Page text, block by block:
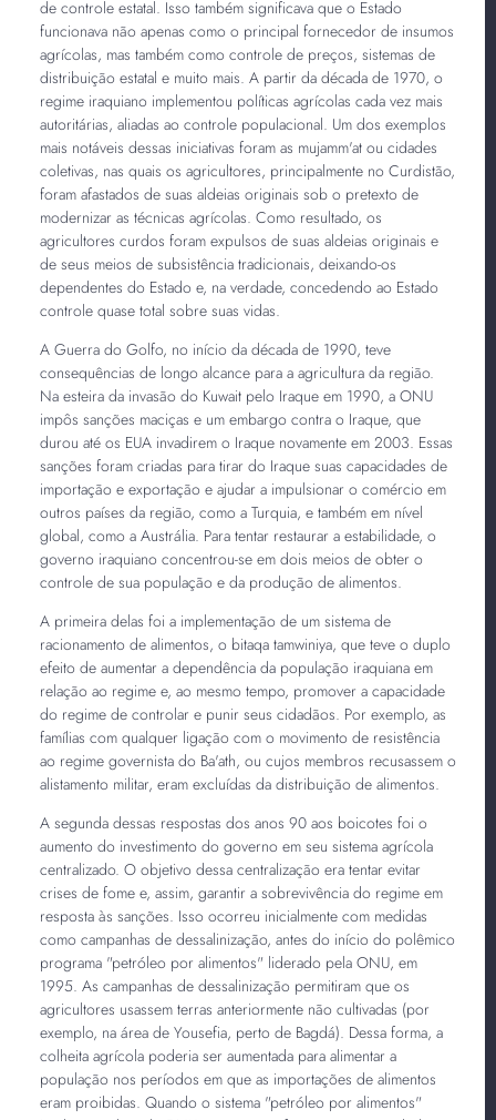
de controle estatal. Isso também significava que o Estado
funcionava não apenas como o principal fornecedor de insumos
agrícolas, mas também como controle de preços, sistemas de
distribuição estatal e muito mais. A partir da década de 1970, o
regime iraquiano implementou políticas agrícolas cada vez mais
autoritárias, aliadas ao controle populacional. Um dos exemplos
mais notáveis dessas iniciativas foram as mujamm'at ou cidades
coletivas, nas quais os agricultores, principalmente no Curdistão,
foram afastados de suas aldeias originais sob o pretexto de
modernizar as técnicas agrícolas. Como resultado, os
agricultores curdos foram expulsos de suas aldeias originais e
de seus meios de subsistência tradicionais, deixando-os
dependentes do Estado e, na verdade, concedendo ao Estado
controle quase total sobre suas vidas.
A Guerra do Golfo, no início da década de 1990, teve
consequências de longo alcance para a agricultura da região.
Na esteira da invasão do Kuwait pelo Iraque em 1990, a ONU
impôs sanções maciças e um embargo contra o Iraque, que
durou até os EUA invadirem o Iraque novamente em 2003. Essas
sanções foram criadas para tirar do Iraque suas capacidades de
importação e exportação e ajudar a impulsionar o comércio em
outros países da região, como a Turquia, e também em nível
global, como a Austrália. Para tentar restaurar a estabilidade, o
governo iraquiano concentrou-se em dois meios de obter o
controle de sua população e da produção de alimentos.
A primeira delas foi a implementação de um sistema de
racionamento de alimentos, o bitaqa tamwiniya, que teve o duplo
efeito de aumentar a dependência da população iraquiana em
relação ao regime e, ao mesmo tempo, promover a capacidade
do regime de controlar e punir seus cidadãos. Por exemplo, as
famílias com qualquer ligação com o movimento de resistência
ao regime governista do Ba'ath, ou cujos membros recusassem o
alistamento militar, eram excluídas da distribuição de alimentos.
A segunda dessas respostas dos anos 90 aos boicotes foi o
aumento do investimento do governo em seu sistema agrícola
centralizado. O objetivo dessa centralização era tentar evitar
crises de fome e, assim, garantir a sobrevivência do regime em
resposta às sanções. Isso ocorreu inicialmente com medidas
como campanhas de dessalinização, antes do início do polêmico
programa "petróleo por alimentos" liderado pela ONU, em
1995. As campanhas de dessalinização permitiram que os
agricultores usassem terras anteriormente não cultivadas (por
exemplo, na área de Yousefia, perto de Bagdá). Dessa forma, a
colheita agrícola poderia ser aumentada para alimentar a
população nos períodos em que as importações de alimentos
eram proibidas. Quando o sistema "petróleo por alimentos"